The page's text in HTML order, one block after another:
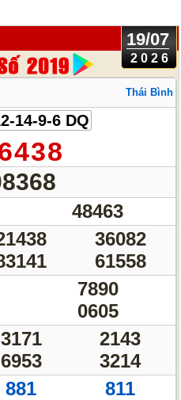
19/07
2026
Thái Bình
14-9-6 DQ
48463
36082
61558
7890
0605
3171
2143
6953 3214
881 811